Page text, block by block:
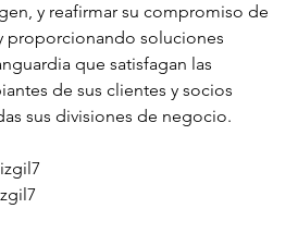
y reafirmar su compromiso de
proporcionando soluciones
que satisfagan las
de sus clientes y socios
sus divisiones de negocio.